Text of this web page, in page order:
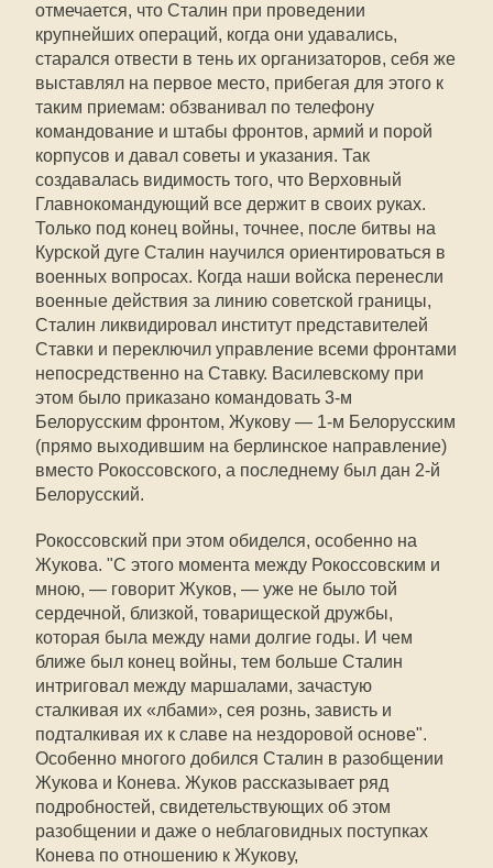
отмечается, что Сталин при проведении
крупнейших операций, когда они удавались,
старался отвести в тень их организаторов, себя же
выставлял на первое место, прибегая для этого к
таким приемам: обзванивал по телефону
командование и штабы фронтов, армий и порой
корпусов и давал советы и указания. Так
создавалась видимость того, что Верховный
Главнокомандующий все держит в своих руках.
Только под конец войны, точнее, после битвы на
Курской дуге Сталин научился ориентироваться в
военных вопросах. Когда наши войска перенесли
военные действия за линию советской границы,
Сталин ликвидировал институт представителей
Ставки и переключил управление всеми фронтами
непосредственно на Ставку. Василевскому при
этом было приказано командовать 3-м
Белорусским фронтом, Жукову — 1-м Белорусским
(прямо выходившим на берлинское направление)
вместо Рокоссовского, а последнему был дан 2-й
Белорусский.
Рокоссовский при этом обиделся, особенно на
Жукова. "С этого момента между Рокоссовским и
мною, — говорит Жуков, — уже не было той
сердечной, близкой, товарищеской дружбы,
которая была между нами долгие годы. И чем
ближе был конец войны, тем больше Сталин
интриговал между маршалами, зачастую
сталкивая их «лбами», сея рознь, зависть и
подталкивая их к славе на нездоровой основе".
Особенно многого добился Сталин в разобщении
Жукова и Конева. Жуков рассказывает ряд
подробностей, свидетельствующих об этом
разобщении и даже о неблаговидных поступках
Конева по отношению к Жукову,